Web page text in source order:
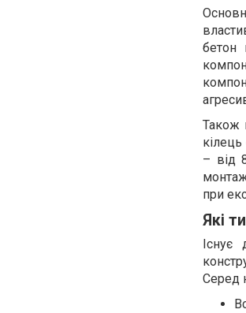
бетон
Також
– від
при
Які
Існує
Серед